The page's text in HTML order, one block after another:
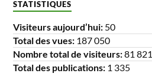
STATISTIQUES
Visiteurs aujourd’hui: 50
Total des vues: 187 050
Nombre total de visiteurs:81 821
Total des publications: 1 335